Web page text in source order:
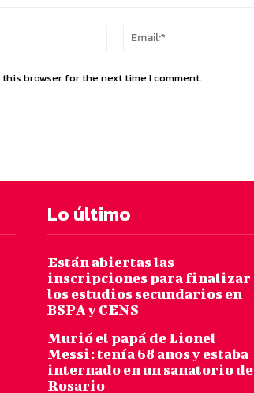
Name:*
browser for the next time I comment.
Lo último
Están abiertas las
inscripciones para finalizar
los estudios secundarios en
BSPA y CENS
Murió el papá de Lionel
Messi: tenía 68 años y estaba
internado en un sanatorio de
Rosario